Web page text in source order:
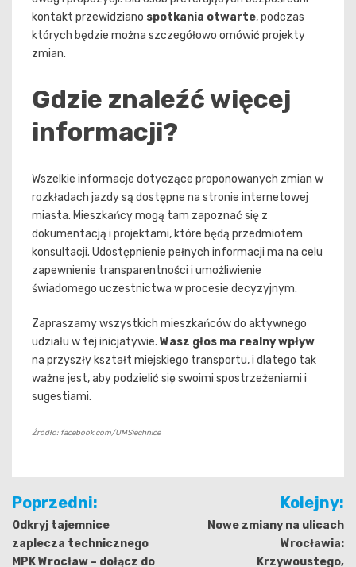
kontakt przewidziano spotkania otwarte, podczas
których będzie można szczegółowo omówić projekty
zmian.
Gdzie znaleźć więcej
informacji?
Wszelkie informacje dotyczące proponowanych zmian w
rozkładach jazdy są dostępne na stronie internetowej
miasta. Mieszkańcy mogą tam zapoznać się z
dokumentacją i projektami, które będą przedmiotem
konsultacji. Udostępnienie pełnych informacji ma na celu
zapewnienie transparentności i umożliwienie
świadomego uczestnictwa w procesie decyzyjnym.
Zapraszamy wszystkich mieszkańców do aktywnego
udziału w tej inicjatywie. Wasz głos ma realny wpływ
na przyszły kształt miejskiego transportu, i dlatego tak
ważne jest, aby podzielić się swoimi spostrzeżeniami i
sugestiami.
Źródło: facebook.com/UMSiechnice
Nawigacja
wpisu
Poprzedni:
Odkryj tajemnice
zaplecza technicznego
MPK Wrocław – dołącz do
Kolejny:
Nowe zmiany na ulicach
Wrocławia:
Krzywoustego,